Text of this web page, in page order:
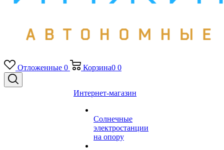
Отложенные 0 Корзина0 0
Интернет-магазин
Солнечные
электростанции
на опору